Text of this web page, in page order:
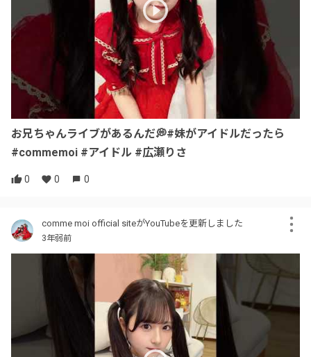
お兄ちゃんライブがあるんだ💭#妹がアイドルだったら
#commemoi #アイドル #広瀬りさ
0 0 0
comme moi official siteがYouTubeを更新しました
3年弱前